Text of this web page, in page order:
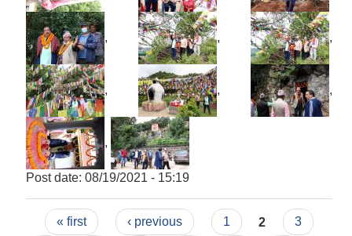
, , ,
, , ,
,
Post date: 08/19/2021 - 15:19
Pages
« first ‹ previous 1 2
3